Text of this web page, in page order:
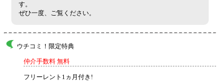
す。
ぜひ一度、ご覧ください。
ウチコミ！限定特典
仲介手数料 無料
フリーレント1ヵ月付き!